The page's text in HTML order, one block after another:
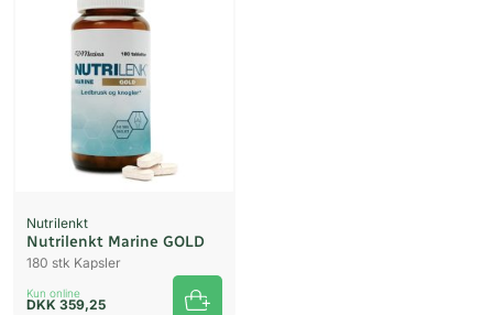
Nutrilenkt
Nutrilenkt Marine GOLD
180 stk Kapsler
Kun online
DKK 359,25